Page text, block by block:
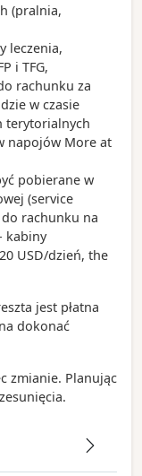
(pralnia,
leczenia,
i TFG,
rachunku za
w czasie
terytorialnych
napojów More at
pobierane w
(service
rachunku na
kabiny
USD/dzień, the
jest płatna
dokonać
zmianie. Planując